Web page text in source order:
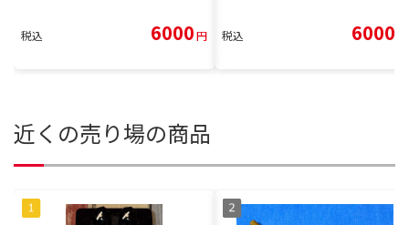
税込 6000円 税込 6000
近くの売り場の商品